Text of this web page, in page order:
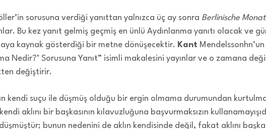
sorusuna verdiği yanıttan yalnızca üç ay sonra Berlinische
Bu kez yanıt gelmiş geçmiş en ünlü Aydınlanma yanıtı olacak ve
kaynak gösterdiği bir metne dönüşecektir. Kant
Nedir?’ Sorusuna Yanıt” isimli makalesini yayınlar ve o zamana
değiştirir.
kendi suçu ile düşmüş olduğu bir ergin olmama durumundan
aklını bir başkasının kılavuzluğuna başvurmaksızın
bunun nedenini de aklın kendisinde değil, fakat aklını